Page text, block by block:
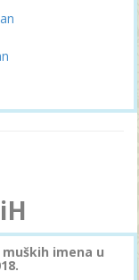
muških imena u